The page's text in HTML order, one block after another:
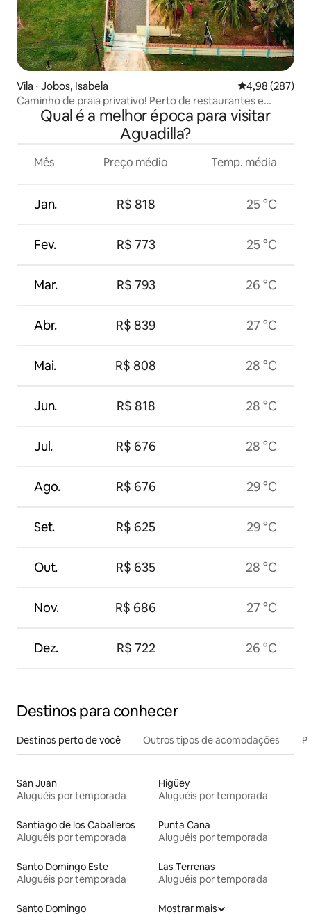
Vila ⋅ Jobos, Isabela 4,98 de uma
4,98 (287)
Caminho de praia privativo! Perto de restaurantes e
aeroporto
Qual é a melhor época para visitar
Aguadilla?
Mês
Jan.
Fev.
Mar.
Abr.
Mai.
Jun.
Jul.
Ago.
Set.
Out.
Nov.
Dez.
Preço médio
R$ 818
R$ 773
R$ 793
R$ 839
R$ 808
R$ 818
R$ 676
R$ 676
R$ 625
R$ 635
R$ 686
R$ 722
Temp. média
25 °C
25 °C
26 °C
27 °C
28 °C
28 °C
28 °C
29 °C
29 °C
28 °C
27 °C
26 °C
Destinos para conhecer
Destinos perto de você Outros tipos de acomodações
San Juan
Aluguéis por temporada
Higüey
Aluguéis por temporada
Santiago de los Caballeros
Aluguéis por temporada
Punta Cana
Aluguéis por temporada
Santo Domingo Este
Aluguéis por temporada
Las Terrenas
Aluguéis por temporada
Santo Domingo Mostrar mais